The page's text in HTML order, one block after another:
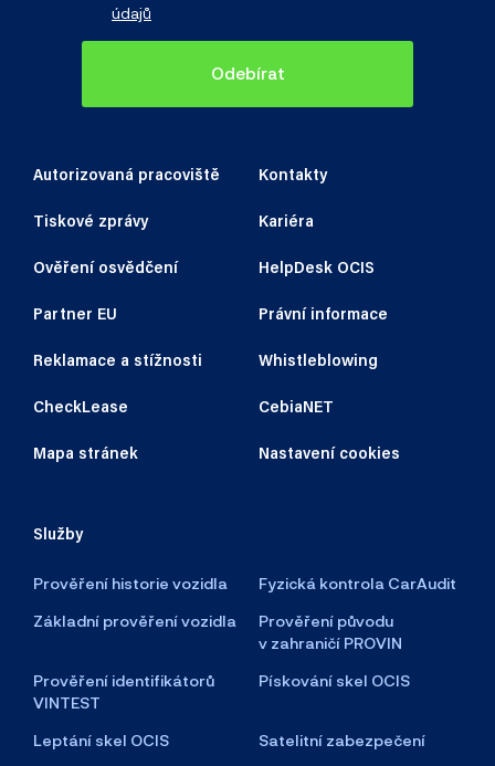
Autorizovaná pracoviště Kontakty
Tiskové zprávy Kariéra
Ověření osvědčení HelpDesk OCIS
Partner EU Právní informace
Reklamace a stížnosti Whistleblowing
CheckLease CebiaNET
Mapa stránek Nastavení cookies
Služby
Prověření historie vozidla
Fyzická kontrola CarAudit
Základní prověření vozidla
Prověření původu
v zahraničí PROVIN
Prověření identifikátorů
VINTEST
Pískování skel OCIS
Leptání skel OCIS Satelitní zabezpečení
údajů
Odebírat